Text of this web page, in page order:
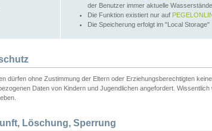
der Benutzer immer aktuelle
Die Funktion existiert nur auf
Die Speicherung erfolgt im "Local Storage"
dürfen ohne Zustimmung der Eltern oder Erziehungsberechtigten
Daten von Kindern und Jugendlichen angefordert.
Löschung, Sperrung